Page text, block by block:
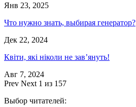
Янв 23, 2025
Что нужно знать, выбирая генератор?
Дек 22, 2024
Квіти, які ніколи не зав’януть!
Авг 7, 2024
Prev Next 1 из 157
Выбор читателей: